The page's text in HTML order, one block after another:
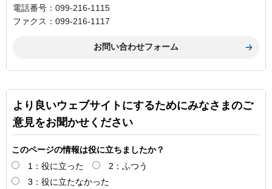
電話番号：099-216-1115
ファクス：099-216-1117
より良いウェブサイトにするためにみなさまのご
意見をお聞かせください
このページの情報は役に立ちましたか？
1：役に立った
2：ふつう
3：役に立たなかった